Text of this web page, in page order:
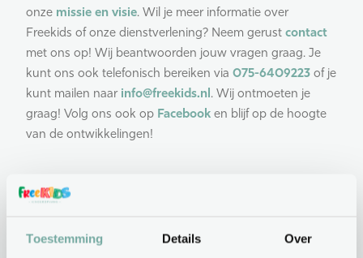
Toestemming Details Over
onze missie en visie. Wil je meer informatie over
Freekids of onze dienstverlening? Neem gerust contact
met ons op! Wij beantwoorden jouw vragen graag. Je
kunt ons ook telefonisch bereiken via 075-6409223 of je
kunt mailen naar info@freekids.nl. Wij ontmoeten je
graag! Volg ons ook op Facebook en blijf op de hoogte
van de ontwikkelingen!
Praktische info